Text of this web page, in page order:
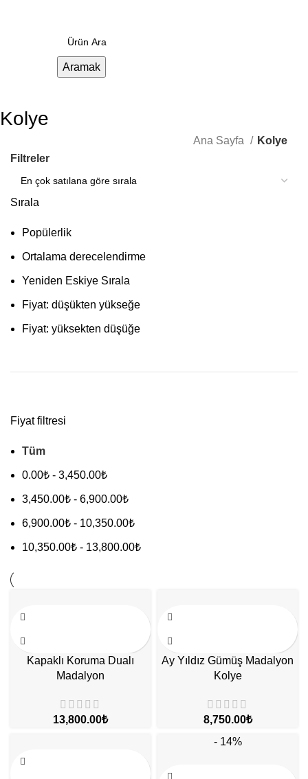
Aramak
Kolye
Ana Sayfa
Kolye
Filtreler
Sırala
Popülerlik
Ortalama derecelendirme
Yeniden Eskiye Sırala
Fiyat: düşükten yükseğe
Fiyat: yüksekten düşüğe
Fiyat filtresi
Tüm
0.00₺ - 3,450.00₺
3,450.00₺ - 6,900.00₺
6,900.00₺ - 10,350.00₺
10,350.00₺ - 13,800.00₺
Kapaklı Koruma Dualı
Madalyon
₺
Ay Yıldız Gümüş Madalyon
Kolye
₺
- 14%